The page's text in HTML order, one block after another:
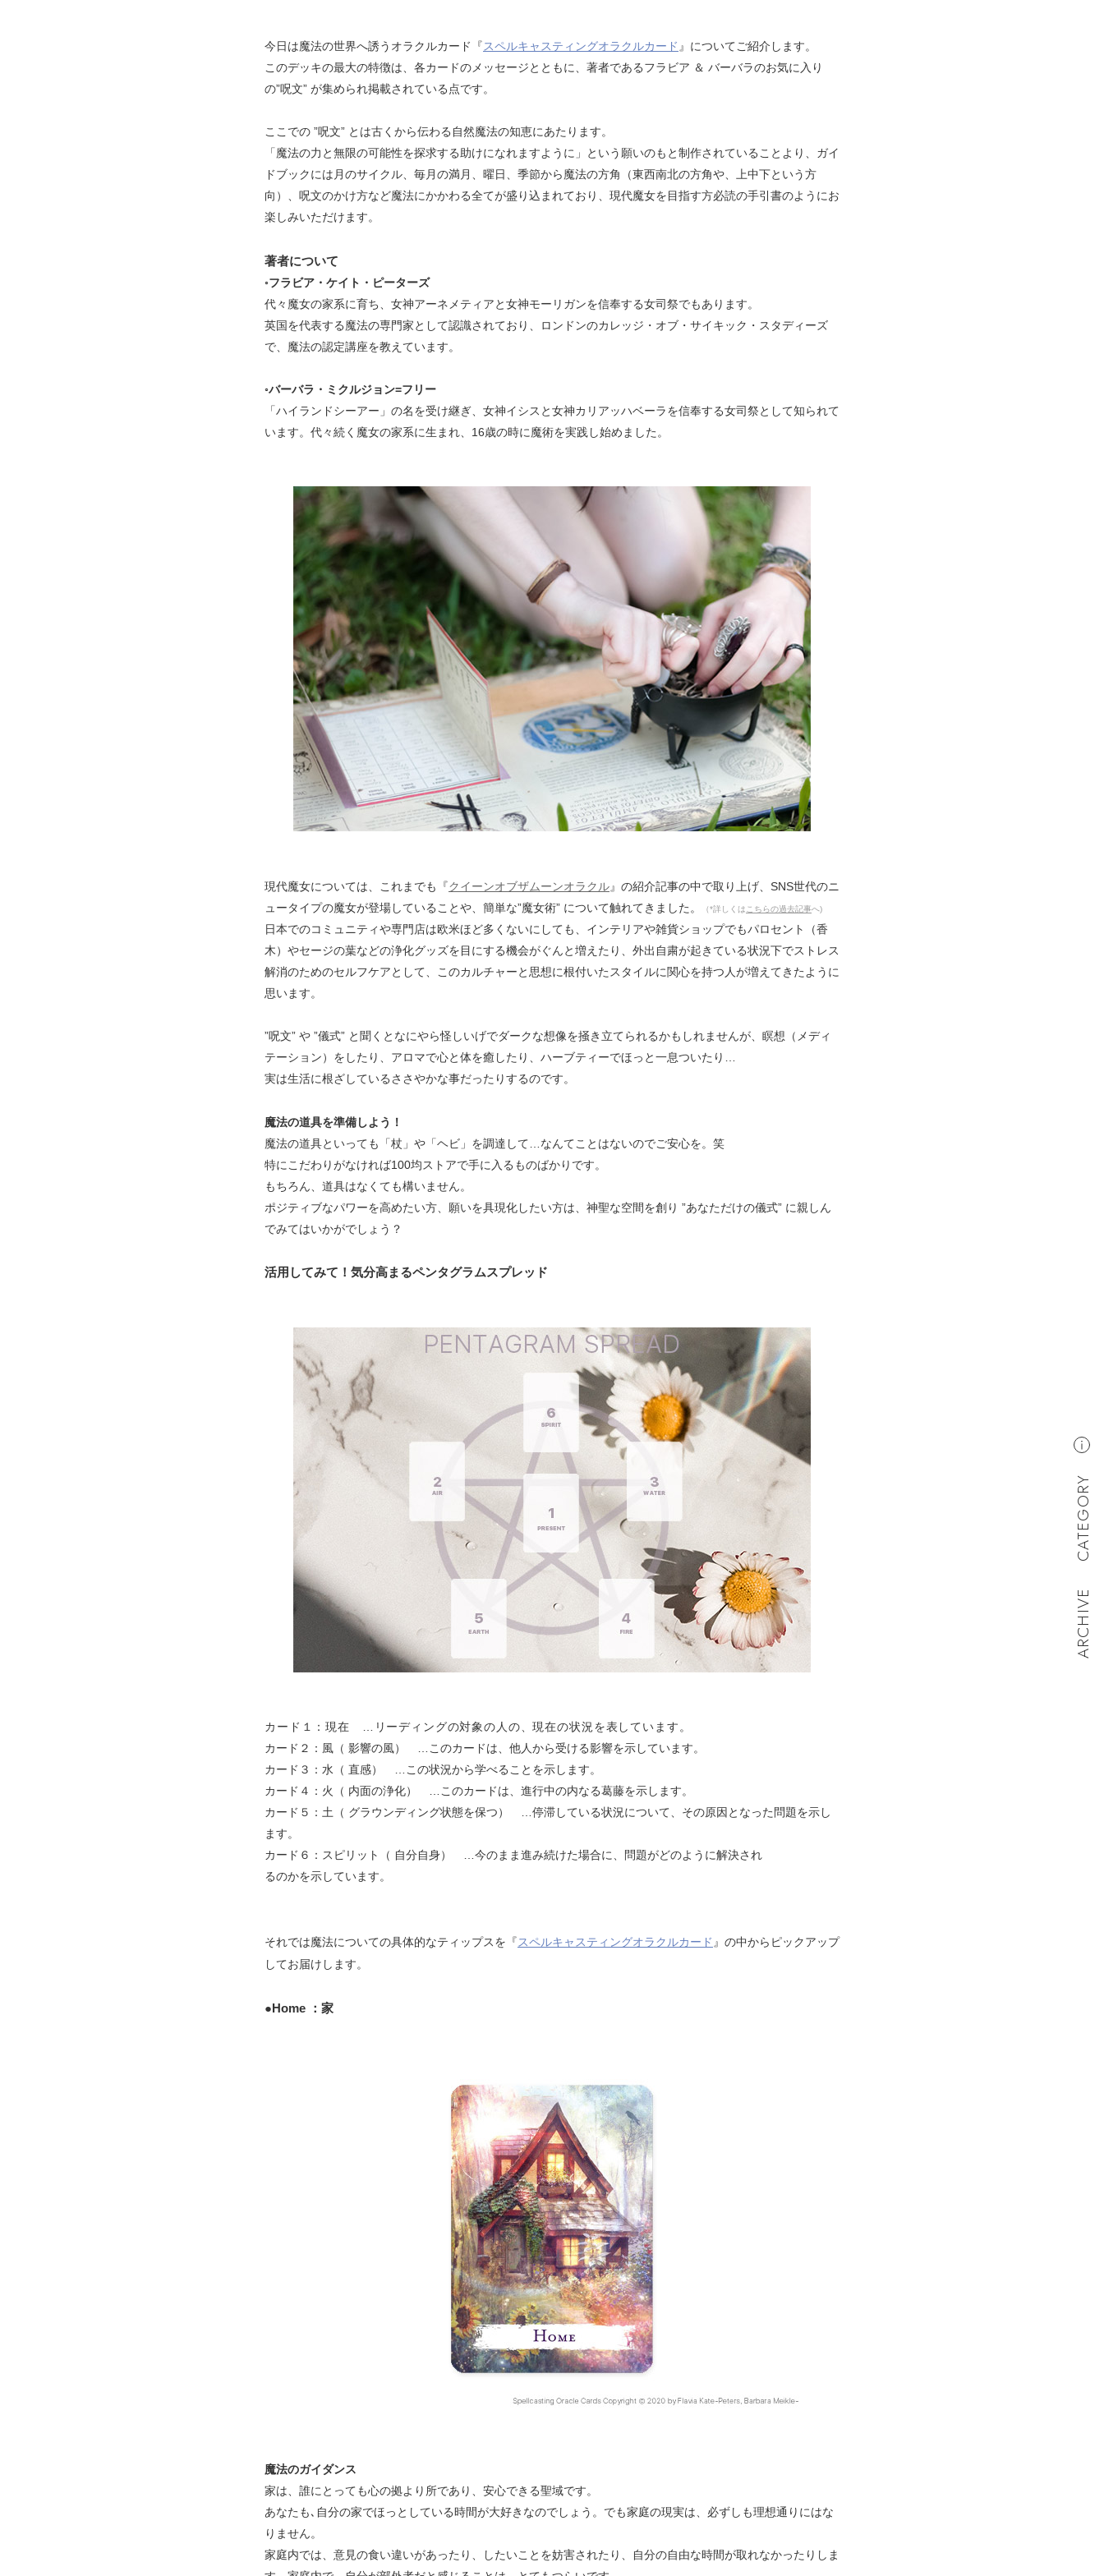
CATEGORY
ARCHIVE
今日は魔法の世界へ誘うオラクルカード『スペルキャスティングオラクルカード 』についてご紹介します。
このデッキの最大の特徴は、各カードのメッセージとともに、著者であるフラビア ＆ バーバラのお気に入り
の”呪文” が集められ掲載されている点です。
ここでの ”呪文” とは古くから伝わる自然魔法の知恵にあたります。
「魔法の力と無限の可能性を探求する助けになれますように」という願いのもと制作されていることより、ガイ
ドブックには月のサイクル、毎月の満月、曜日、季節から魔法の方角（東西南北の方角や、上中下という方
向）、呪文のかけ方など魔法にかかわる全てが盛り込まれており、現代魔女を目指す方必読の手引書のようにお
楽しみいただけます。
著者について
◦フラビア・ケイト・ピーターズ
代々魔女の家系に育ち、女神アーネメティアと女神モーリガンを信奉する女司祭でもあります。
英国を代表する魔法の専門家として認識されており、ロンドンのカレッジ・オブ・サイキック・スタディーズ
で、魔法の認定講座を教えています。
◦バーバラ・ミクルジョン=フリー
「ハイランドシーアー」の名を受け継ぎ、女神イシスと女神カリアッハベーラを信奉する女司祭として知られて
います。代々続く魔女の家系に生まれ、16歳の時に魔術を実践し始めました。
現代魔女については、これまでも『クイーンオブザムーンオラクル』の紹介記事の中で取り上げ、SNS世代のニ
ュータイプの魔女が登場していることや、簡単な”魔女術” について触れてきました。
（*詳しくは こちらの過去記事へ)
日本でのコミュニティや専門店は欧米ほど多くないにしても、インテリアや雑貨ショップでもパロセント（香
木）やセージの葉などの浄化グッズを目にする機会がぐんと増えたり、外出自粛が起きている状況下でストレス
解消のためのセルフケアとして、このカルチャーと思想に根付いたスタイルに関心を持つ人が増えてきたように
思います。
”呪文” や ”儀式” と聞くとなにやら怪しいげでダークな想像を掻き立てられるかもしれませんが、瞑想（メディ
テーション）をしたり、アロマで心と体を癒したり、ハーブティーでほっと一息ついたり…
実は生活に根ざしているささやかな事だったりするのです。
魔法の道具を準備しよう！
魔法の道具といっても「杖」や「ヘビ」を調達して…なんてことはないのでご安心を。笑
特にこだわりがなければ100均ストアで手に入るものばかりです。
もちろん、道具はなくても構いません。
ポジティブなパワーを高めたい方、願いを具現化したい方は、神聖な空間を創り ”あなただけの儀式” に親しん
でみてはいかがでしょう？
活用してみて！気分高まるペンタグラムスプレッド
カード１：現在 …リーディングの対象の人の、現在の状況を表しています。
カード２：風（ 影響の風） …このカードは、他人から受ける影響を示しています。
カード３：水（ 直感） …この状況から学べることを示します。
カード４：火（ 内面の浄化） …このカードは、進行中の内なる葛藤を示します。
カード５：土（ グラウンディング状態を保つ） …停滞している状況について、その原因となった問題を示し
ます。
カード６：スピリット（ 自分自身） …今のまま進み続けた場合に、問題がどのように解決され
るのかを示しています。
それでは魔法についての具体的なティップスを『スペルキャスティングオラクルカード 』の中からピックアップ
してお届けします。
●Home ：家
魔法のガイダンス
家は、誰にとっても心の拠より所であり、安心できる聖域です。
あなたも､自分の家でほっとしている時間が大好きなのでしょう。でも家庭の現実は、必ずしも理想通りにはな
りません。
家庭内では、意見の食い違いがあったり、したいことを妨害されたり、自分の自由な時間が取れなかったりしま